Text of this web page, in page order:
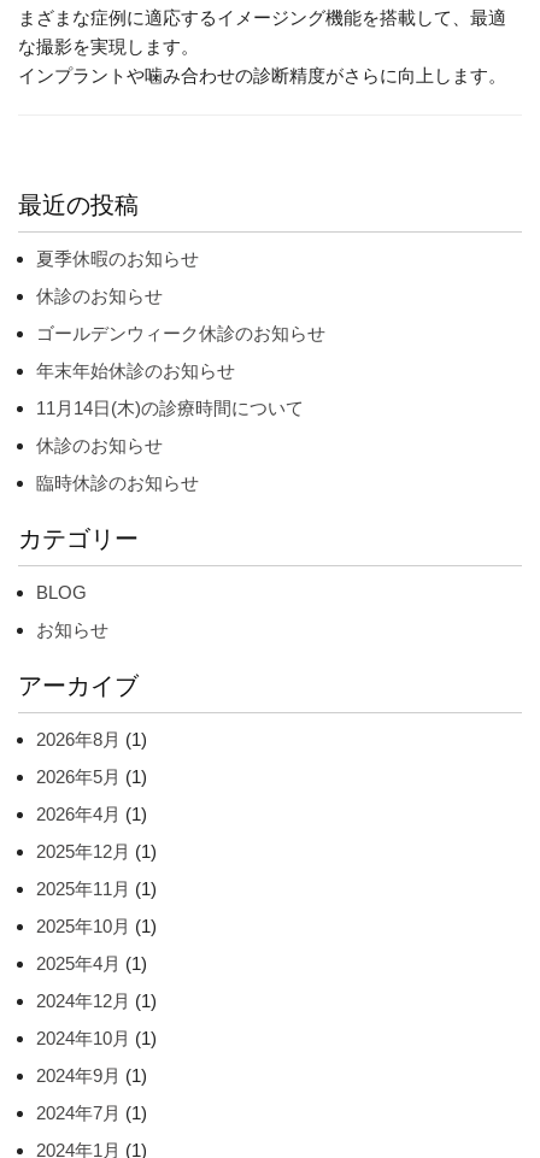
まざまな症例に適応するイメージング機能を搭載して、最適
な撮影を実現します。
インプラントや噛み合わせの診断精度がさらに向上します。
最近の投稿
夏季休暇のお知らせ
休診のお知らせ
ゴールデンウィーク休診のお知らせ
年末年始休診のお知らせ
11月14日(木)の診療時間について
休診のお知らせ
臨時休診のお知らせ
カテゴリー
BLOG
お知らせ
アーカイブ
2026年8月 (1)
2026年5月 (1)
2026年4月 (1)
2025年12月 (1)
2025年11月 (1)
2025年10月 (1)
2025年4月 (1)
2024年12月 (1)
2024年10月 (1)
2024年9月 (1)
2024年7月 (1)
2024年1月 (1)